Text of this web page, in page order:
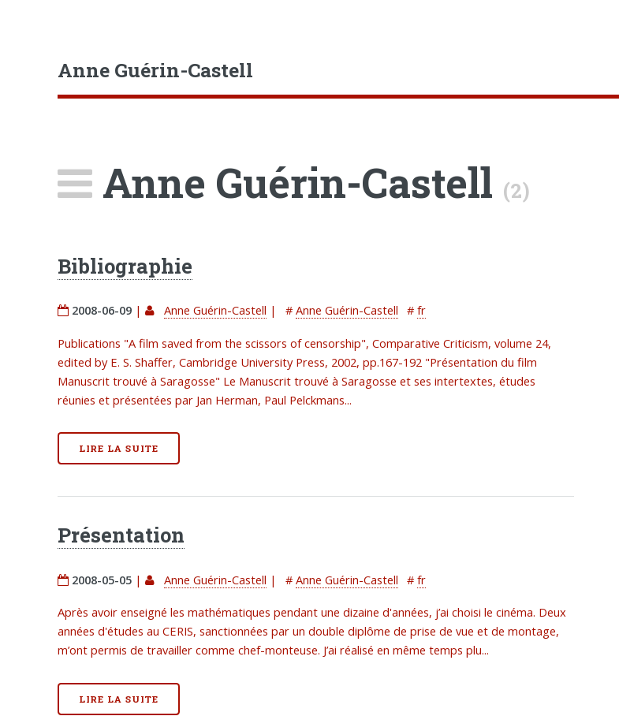
Anne Guérin-Castell
Anne Guérin-Castell (2)
Bibliographie
2008-06-09 | Anne Guérin-Castell | # Anne Guérin-Castell #fr
Publications "A film saved from the scissors of censorship", Comparative Criticism, volume 24,
edited by E. S. Shaffer, Cambridge University Press, 2002, pp.167-192 "Présentation du film
Manuscrit trouvé à Saragosse" Le Manuscrit trouvé à Saragosse et ses intertextes, études
réunies et présentées par Jan Herman, Paul Pelckmans...
LIRE LA SUITE
Présentation
2008-05-05 | Anne Guérin-Castell | # Anne Guérin-Castell #fr
Après avoir enseigné les mathématiques pendant une dizaine d'années, j’ai choisi le cinéma. Deux
années d'études au CERIS, sanctionnées par un double diplôme de prise de vue et de montage,
m’ont permis de travailler comme chef-monteuse. J’ai réalisé en même temps plu...
LIRE LA SUITE